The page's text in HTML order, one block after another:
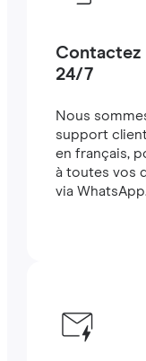
24/7
Nous
support
en français,
à toutes vos
via